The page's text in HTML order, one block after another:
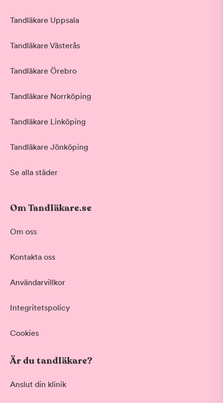
Tandläkare Uppsala
Tandläkare Västerås
Tandläkare Örebro
Tandläkare Norrköping
Tandläkare Linköping
Tandläkare Jönköping
Se alla städer
Om Tandläkare.se
Om oss
Kontakta oss
Användarvillkor
Integritetspolicy
Cookies
Är du tandläkare?
Anslut din klinik